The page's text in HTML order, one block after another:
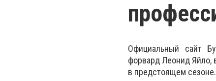
Официальный сайт
форвард Леонид Яйло,
в предстоящем сезоне.